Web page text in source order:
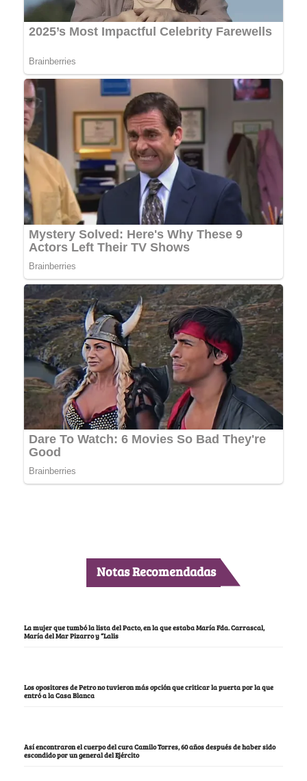
Notas Recomendadas
La mujer que tumbó la lista del Pacto, en la que estaba María Fda. Carrascal,
María del Mar Pizarro y “Lalis
Los opositores de Petro no tuvieron más opción que criticar la puerta por la que
entró a la Casa Blanca
Así encontraron el cuerpo del cura Camilo Torres, 60 años después de haber sido
escondido por un general del Ejército